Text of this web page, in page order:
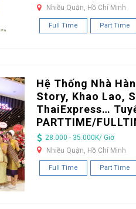
Nhiều Quận, Hồ Chí Minh
Full Time Part Time
Hệ Thống Nhà
Story, Khao Lao,
ThaiExpress…
PARTTIME/
28.000 - 35.000K/ Giờ
Nhiều Quận, Hồ Chí Minh
Full Time Part Time